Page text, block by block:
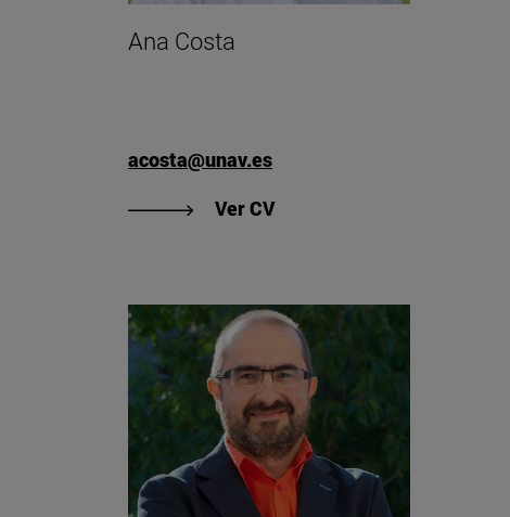
Ana Costa
acosta@unav.es
Ver CV"Ver CV de Ana Costa"